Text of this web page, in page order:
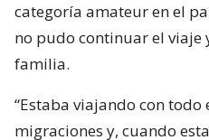
categoría amateur en el
no pudo continuar el viaje
familia.
“Estaba viajando con todo
migraciones y, cuando